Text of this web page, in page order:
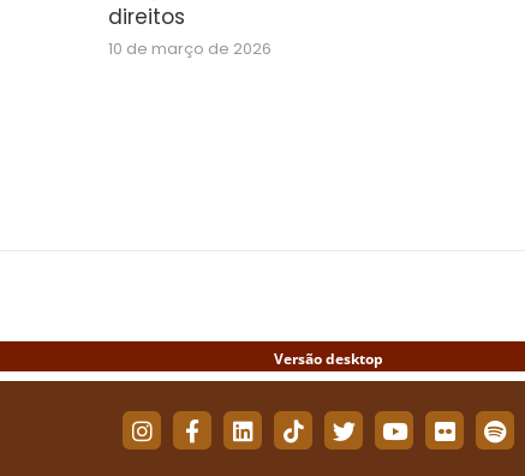
direitos
10 de março de 2026